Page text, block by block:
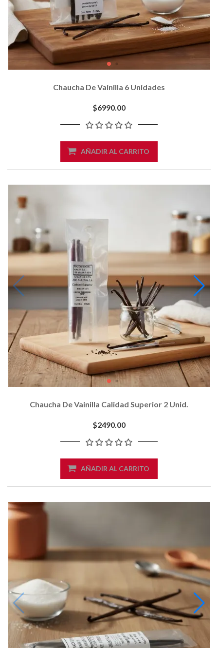
Chaucha De Vainilla 6 Unidades
$6990.00
AÑADIR AL CARRITO
Chaucha De Vainilla Calidad Superior 2 Unid.
$2490.00
AÑADIR AL CARRITO